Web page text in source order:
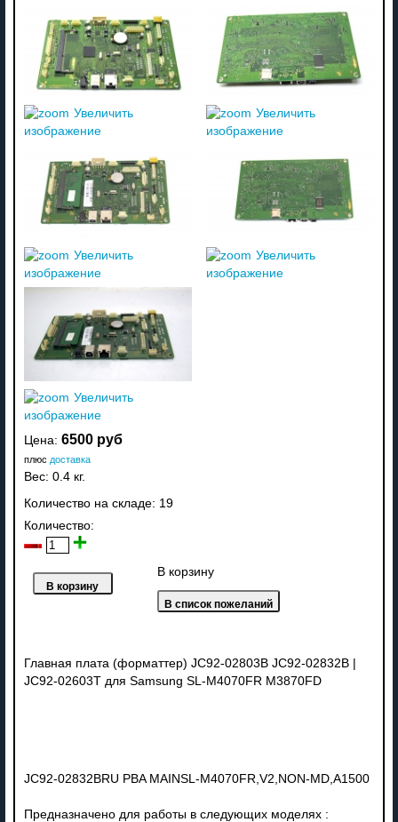
Увеличить
изображение
Увеличить
изображение
Увеличить
изображение
Увеличить
изображение
Увеличить
изображение
Цена: 6500 руб
плюс доставка
Вес: 0.4 кг.
Количество на складе: 19
Количество:
В корзину
Главная плата (форматтер) JC92-02803B JC92-02832B |
JC92-02603T для Samsung SL-M4070FR M3870FD
JC92-02832BRU PBA MAINSL-M4070FR,V2,NON-MD,A1500
Предназначено для работы в следующих моделях :